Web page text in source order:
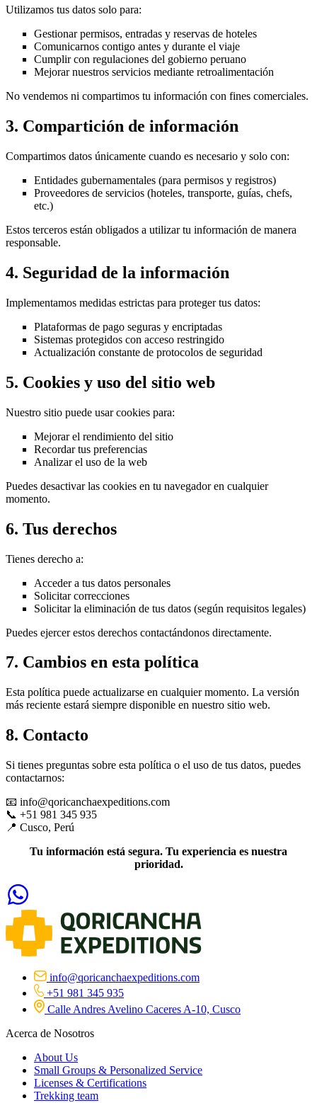
Utilizamos tus datos solo para:
Gestionar permisos, entradas y reservas de hoteles
Comunicarnos contigo antes y durante el viaje
Cumplir con regulaciones del gobierno peruano
Mejorar nuestros servicios mediante retroalimentación
No vendemos ni compartimos tu información con fines comerciales.
3. Compartición de información
Compartimos datos únicamente cuando es necesario y solo con:
Entidades gubernamentales (para permisos y registros)
Proveedores de servicios (hoteles, transporte, guías, chefs,
etc.)
Estos terceros están obligados a utilizar tu información de manera
responsable.
4. Seguridad de la información
Implementamos medidas estrictas para proteger tus datos:
Plataformas de pago seguras y encriptadas
Sistemas protegidos con acceso restringido
Actualización constante de protocolos de seguridad
5. Cookies y uso del sitio web
Nuestro sitio puede usar cookies para:
Mejorar el rendimiento del sitio
Recordar tus preferencias
Analizar el uso de la web
Puedes desactivar las cookies en tu navegador en cualquier
momento.
6. Tus derechos
Tienes derecho a:
Acceder a tus datos personales
Solicitar correcciones
Solicitar la eliminación de tus datos (según requisitos legales)
Puedes ejercer estos derechos contactándonos directamente.
7. Cambios en esta política
Esta política puede actualizarse en cualquier momento. La versión
más reciente estará siempre disponible en nuestro sitio web.
8. Contacto
Si tienes preguntas sobre esta política o el uso de tus datos, puedes
contactarnos:
📧 info@qoricanchaexpeditions.com
📞 +51 981 345 935
📍 Cusco, Perú
Tu información está segura. Tu experiencia es nuestra
prioridad.
info@qoricanchaexpeditions.com
+51 981 345 935
Calle Andres Avelino Caceres A-10, Cusco
Acerca de Nosotros
About Us
Small Groups & Personalized Service
Licenses & Certifications
Trekking team